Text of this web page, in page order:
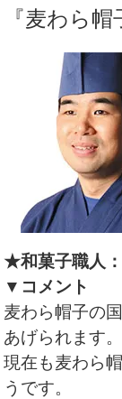
『麦わら
★和菓子職人
▼コメント
麦わら帽子の
あげられます。
現在も麦わら
うです。